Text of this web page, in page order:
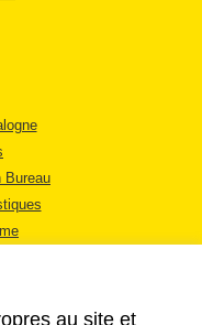
Bureau
au site et